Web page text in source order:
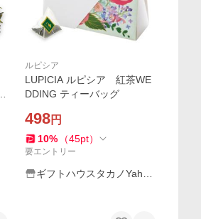
ルピシア
LUPICIA ルピシア 紅茶WE
DDING ティーバッグ
498円
10% （45pt）
要エントリー
ギフトハウスタカノYaho